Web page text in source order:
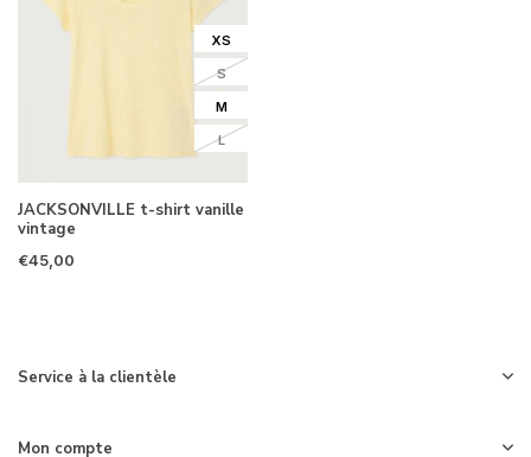
XS
S
M
L
JACKSONVILLE t-shirt vanille
vintage
€45,00
Service à la clientèle
Mon compte